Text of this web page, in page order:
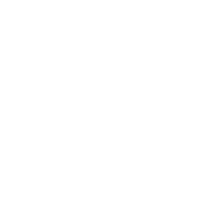
qui sont pertinentes et